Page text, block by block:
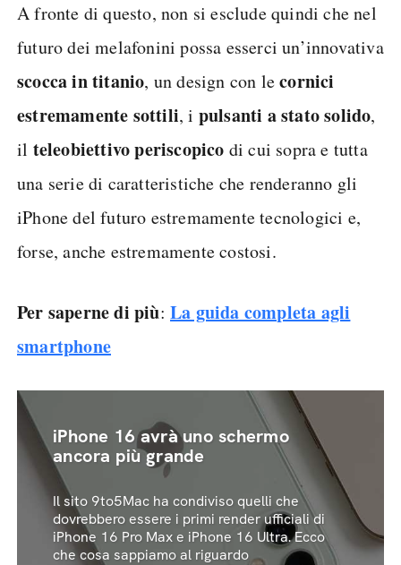
A fronte di questo, non si esclude quindi che nel
futuro dei melafonini possa esserci un’innovativa
scocca in titanio, un design con lecornici
estremamente sottili, i pulsanti a stato solido,
il teleobiettivo periscopico di cui sopra e tutta
una serie di caratteristiche che renderanno gli
iPhone del futuro estremamente tecnologici e,
forse, anche estremamente costosi.
Per saperne di più:La guida completa agli
smartphone
iPhone 16 avrà uno schermo
ancora più grande
Il sito 9to5Mac ha condiviso quelli che
dovrebbero essere i primi render ufficiali di
iPhone 16 Pro Max e iPhone 16 Ultra. Ecco
che cosa sappiamo al riguardo